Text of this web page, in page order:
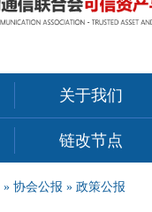
关于我们
链改节点
» 协会公报 » 政策公报